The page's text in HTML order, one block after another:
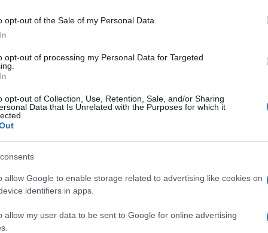
opt-out of the Sale of my Personal Data.
opt-out of processing my Personal Data for Targeted
opt-out of Collection, Use, Retention, Sale, and/or Sharing
Data that Is Unrelated with the Purposes for which it
allow Google to enable storage related to advertising like cookies on
identifiers in apps.
allow my user data to be sent to Google for online advertising
i gaveza.
kalija. Kalij pomaže da plodovi budu hrskavi, sočni i otporniji na
(izvor dušika) i gaveza (bogat kalijem) u omjeru 1:1. Razrijedite s
na preveliku količinu soli u zemljištu, pa su organska đubriva sigurniji
se zagrije na suncu i zalijevajte isključivo oko korijena. Tako ćete